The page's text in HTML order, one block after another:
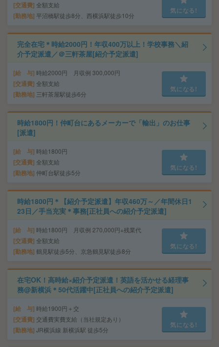
交通費 全額支給
勤務地 平沼橋駅徒歩8分、西横浜駅徒歩10分
気になる!
完全在宅＊時給2000円！年収400万以上！学校事務＼紹
介予定派遣／＠三軒茶屋[紹介予定派遣]
給 与 時給2000円 月収例 300,000円
交通費 全額支給
勤務地 三軒茶屋駅徒歩6分
気になる!
時給1800円！仲町台にあるメーカーで「輸出」のお仕事
[派遣]
給 与 時給1800円
交通費 全額支給
勤務地 仲町台駅徒歩5分
気になる!
時給1800円＊【紹介予定派遣】年収460万～／年間休日1
23日／手当充実＊事務[正社員への紹介予定派遣]
給 与 時給1800円 月収例 270,000円+残業代
交通費 全額支給
勤務地 鶴見駅徒歩5分、京急鶴見駅徒歩8分
気になる!
在宅OK！高時給×紹介予定派遣！英語を活かせる経理事
務@新横浜＊50代活躍中[正社員への紹介予定派遣]
給 与 時給1900円＋交
交通費 交通費実費支給（当社規定あり）
勤務地 JR横浜線 新横浜駅 徒歩5分
気になる!